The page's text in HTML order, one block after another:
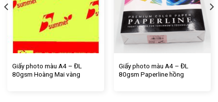
Giấy photo màu A4 – ĐL
80gsm Hoàng Mai vàng
Giấy photo màu A4 – ĐL
80gsm Paperline hồng